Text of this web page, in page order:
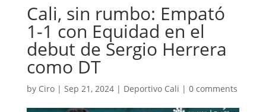
Cali, sin rumbo: Empató
1-1 con Equidad en el
debut de Sergio Herrera
como DT
by Ciro| Sep 21, 2024| Deportivo Cali | 0 comments